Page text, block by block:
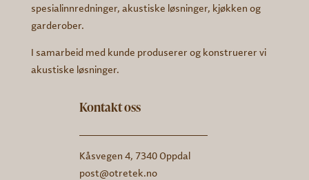
spesialinnredninger, akustiske løsninger, kjøkken og
garderober.
I samarbeid med kunde produserer og konstruerer vi
akustiske løsninger.
Kontakt oss
Kåsvegen 4, 7340 Oppdal
post@otretek.no